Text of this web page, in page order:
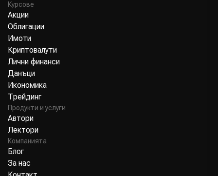
Курсове
Акции
Облигации
Имоти
Криптовалути
Лични финанси
Данъци
Икономика
Трейдинг
Продукти и услуги
Автори
Лектори
Компанията
Блог
За нас